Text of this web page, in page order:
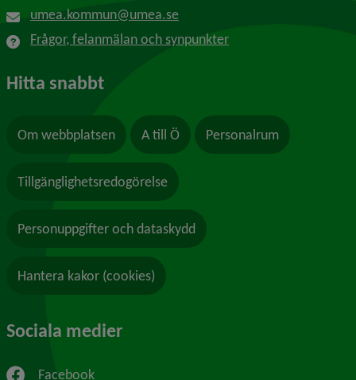
umea.kommun@umea.se
Frågor, felanmälan och synpunkter
Hitta snabbt
Om webbplatsen A till Ö Personalrum
Tillgänglighetsredogörelse
Personuppgifter och dataskydd
Hantera kakor (cookies)
Sociala medier
Facebook